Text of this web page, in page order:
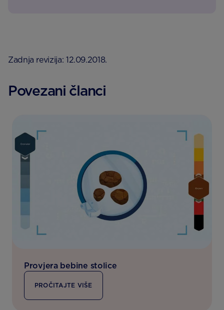
Zadnja revizija: 12.09.2018.
Povezani članci
Provjera bebine stolice
PROČITAJTE VIŠE